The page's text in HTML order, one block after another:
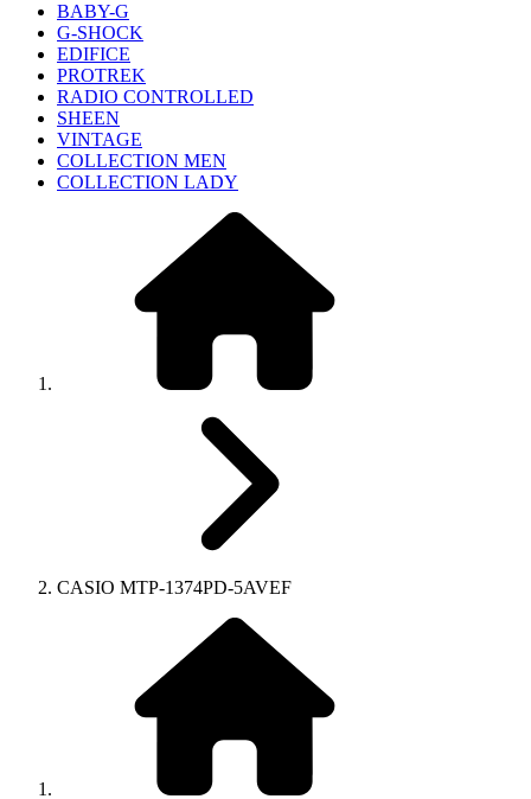
BABY-G
G-SHOCK
EDIFICE
PROTREK
RADIO CONTROLLED
SHEEN
VINTAGE
COLLECTION MEN
COLLECTION LADY
CASIO MTP-1374PD-5AVEF